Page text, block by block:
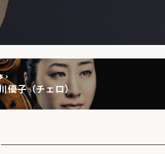
優子（チェロ）